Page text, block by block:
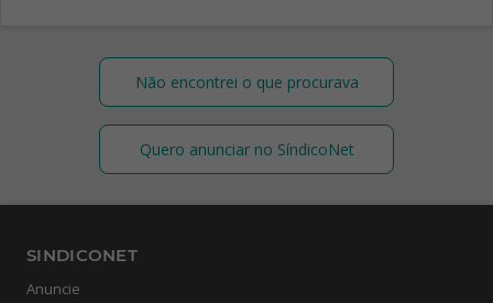
Não encontrei o que procurava
Quero anunciar no SíndicoNet
SINDICONET
Anuncie